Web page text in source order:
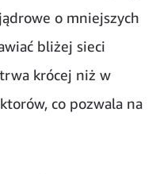
o mniejszych
bliżej sieci
krócej niż w
co pozwala na